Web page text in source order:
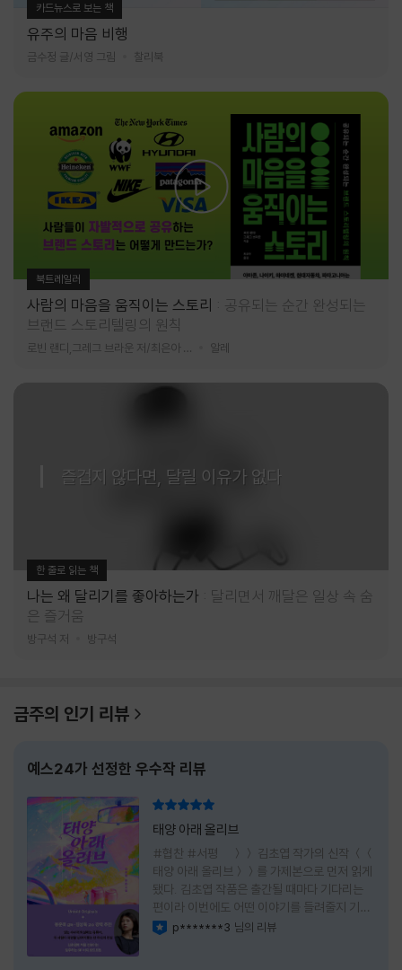
카드뉴스로 보는 책
유주의 마음 비행
금수정 글/서영 그림 찰리북
북트레일러
사람의 마음을 움직이는 스토리
공유되는 순간 완성되는
브랜드 스토리텔링의 원칙
알레
즐겁지 않다면, 달릴 이유가 없다
한 줄로 읽는 책
나는 왜 달리기를 좋아하는가
달리면서 깨달은 일상 속 숨
은 즐거움
방구석 저 방구석
금주의 인기 리뷰
예스24가 선정한 우수작 리뷰
태양 아래 올리브
#협찬 #서평 ＞＞ 김초엽 작가의 신작 ＜＜
태양 아래 올리브＞＞를 가제본으로 먼저 읽게
됐다. 김초엽 작품은 출간될 때마다 기다리는
편이라 이번에도 어떤 이야기를 들려줄지 기대
가 컸다. 스포일러 없이 읽는 것이 가장 재미있
p*******3 님의 리뷰